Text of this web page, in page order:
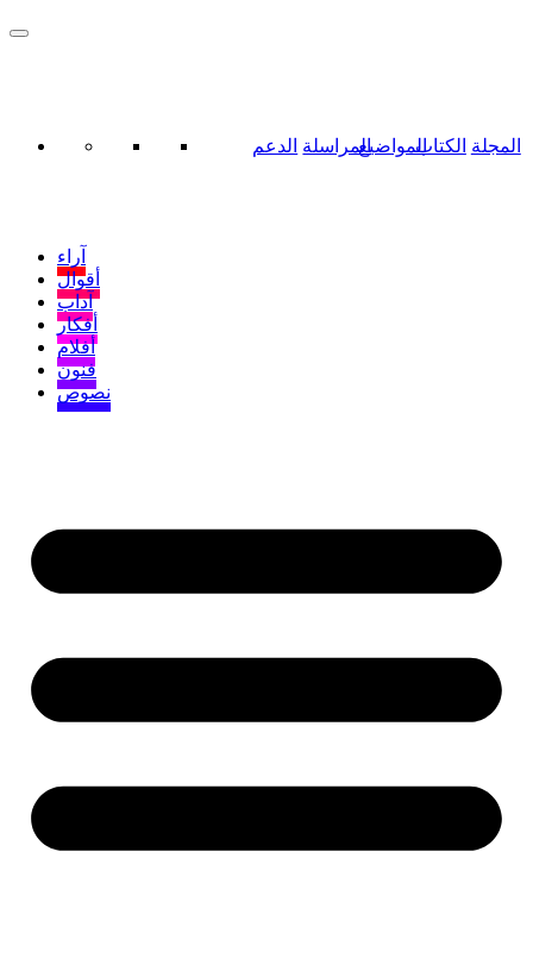
الدعم المراسلةالمواضيعالكتاب المجلة
آراء
أقوال
آداب
أفكار
أفلام
فنون
نصوص